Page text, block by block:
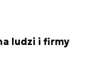
ludzi i firmy